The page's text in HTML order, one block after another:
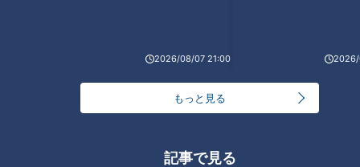
2026/08/07 21:00 2026/
もっと見る
記事で見る
・遅い 8回以下
脈拍数が上記の「遅い」「早い」に当てはまる場合や脈が不規